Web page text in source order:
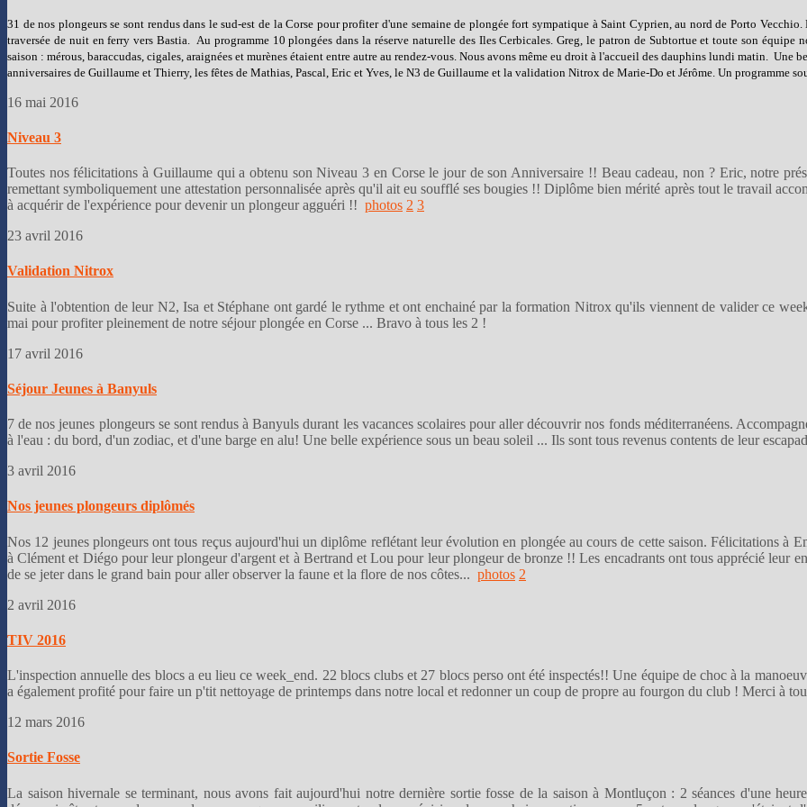
31 de nos plongeurs se sont rendus dans le sud-est de la Corse pour profiter d'une semaine de plongée fort sympatique à Saint Cyprien, au nord de Porto Vecchio.
traversée de nuit en ferry vers Bastia. Au programme 10 plongées dans la réserve naturelle des Iles Cerbicales. Greg, le patron de Subtortue et toute son équipe
saison : mérous, baraccudas, cigales, araignées et murènes étaient entre autre au rendez-vous. Nous avons même eu droit à l'accueil des dauphins lundi matin.
anniversaires de Guillaume et Thierry, les fêtes de Mathias, Pascal, Eric et Yves, le N3 de Guillaume et la validation Nitrox de Marie-Do et Jérôme. Un programme
16 mai 2016
Niveau 3
Toutes nos félicitations à Guillaume qui a obtenu son Niveau 3 en Corse le jour de son Anniversaire !! Beau cadeau, non ? Eric, notre
remettant symboliquement une attestation personnalisée après qu'il ait eu soufflé ses bougies !! Diplôme bien mérité après tout le travail
à acquérir de l'expérience pour devenir un plongeur agguéri !! photos 2 3
23 avril 2016
Validation Nitrox
Suite à l'obtention de leur N2, Isa et Stéphane ont gardé le rythme et ont enchainé par la formation Nitrox qu'ils viennent de valider ce
mai pour profiter pleinement de notre séjour plongée en Corse ... Bravo à tous les 2 !
17 avril 2016
Séjour Jeunes à Banyuls
7 de nos jeunes plongeurs se sont rendus à Banyuls durant les vacances scolaires pour aller découvrir nos fonds méditerranéens.
à l'eau : du bord, d'un zodiac, et d'une barge en alu! Une belle expérience sous un beau soleil ... Ils sont tous revenus contents de leur
3 avril 2016
Nos jeunes plongeurs diplômés
Nos 12 jeunes plongeurs ont tous reçus aujourd'hui un diplôme reflétant leur évolution en plongée au cours de cette saison. Félicitations
à Clément et Diégo pour leur plongeur d'argent et à Bertrand et Lou pour leur plongeur de bronze !! Les encadrants ont tous apprécié leur
de se jeter dans le grand bain pour aller observer la faune et la flore de nos côtes... photos 2
2 avril 2016
TIV 2016
L'inspection annuelle des blocs a eu lieu ce week_end. 22 blocs clubs et 27 blocs perso ont été inspectés!! Une équipe de choc à la
a également profité pour faire un p'tit nettoyage de printemps dans notre local et redonner un coup de propre au fourgon du club ! Merci à
12 mars 2016
Sortie Fosse
La saison hivernale se terminant, nous avons fait aujourd'hui notre dernière sortie fosse de la saison à Montluçon : 2 séances d'une